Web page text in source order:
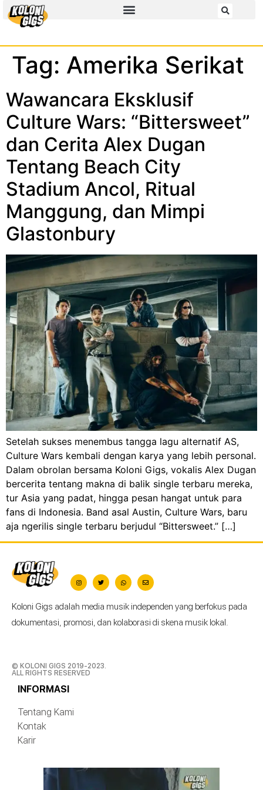
Tag: Amerika Serikat
Wawancara Eksklusif
Culture Wars: “Bittersweet”
dan Cerita Alex Dugan
Tentang Beach City
Stadium Ancol, Ritual
Manggung, dan Mimpi
Glastonbury
Setelah sukses menembus tangga lagu alternatif AS,
Culture Wars kembali dengan karya yang lebih personal.
Dalam obrolan bersama Koloni Gigs, vokalis Alex Dugan
bercerita tentang makna di balik single terbaru mereka,
tur Asia yang padat, hingga pesan hangat untuk para
fans di Indonesia. Band asal Austin, Culture Wars, baru
aja ngerilis single terbaru berjudul “Bittersweet.” […]
Koloni Gigs adalah media musik independen yang berfokus pada
dokumentasi, promosi, dan kolaborasi di skena musik lokal.
© KOLONI GIGS 2019-2023.
ALL RIGHTS RESERVED
INFORMASI
Tentang Kami
Kontak
Karir